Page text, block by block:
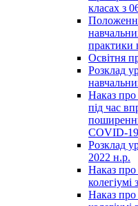
класах з
практики
Освітня
Розклад
Наказ про
під час
COVID-19
Розклад
2022 н.р.
Наказ про
колегіумі
Наказ про